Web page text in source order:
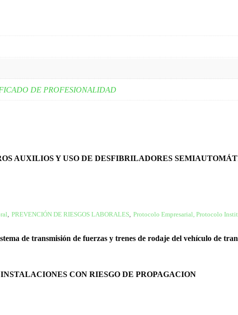
DE PROFESIONALIDAD
AUXILIOS Y USO DE DESFIBRILADORES
PREVENCIÓN DE RIESGOS LABORALES Protocolo Empresarial, Protocolo
de transmisión de fuerzas y trenes de rodaje del vehículo de
CON RIESGO DE PROPAGACION